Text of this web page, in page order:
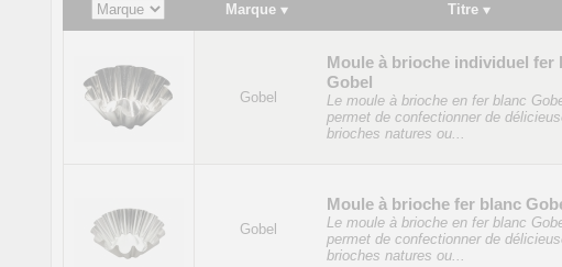
Marque Titre
Gobel
Moule à brioche individuel fer
Gobel
Le moule à brioche en fer blanc
permet de confectionner de
brioches natures ou...
Gobel
Moule à brioche fer blanc
Le moule à brioche en fer blanc
permet de confectionner de
brioches natures ou...